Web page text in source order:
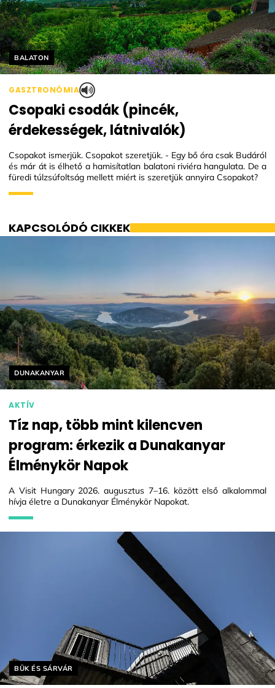
Helyszín címkék:
BALATON
GASZTRONÓMIA
Csopaki csodák (pincék,
érdekességek, látnivalók)
Csopakot ismerjük. Csopakot szeretjük. - Egy bő óra csak Budáról
és már át is élhető a hamisítatlan balatoni riviéra hangulata. De a
füredi túlzsúfoltság mellett miért is szeretjük annyira Csopakot?
KAPCSOLÓDÓ CIKKEK
Helyszín címkék:
DUNAKANYAR
AKTÍV
Tíz nap, több mint kilencven
program: érkezik a Dunakanyar
Élménykör Napok
A Visit Hungary 2026. augusztus 7–16. között első alkalommal
hívja életre a Dunakanyar Élménykör Napokat.
Helyszín címkék:
BÜK ÉS SÁRVÁR